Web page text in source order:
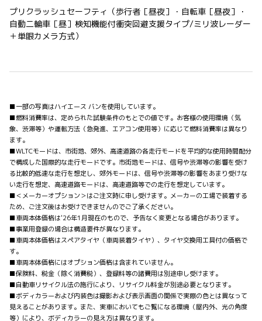
プリクラッシュセーフティ（歩行者［昼夜］・自転車［昼夜］・
自動二輪車［昼］検知機能付衝突回避支援タイプ/ミリ波レーダー
＋単眼カメラ方式）
■一部の写真はハイエース バンを使用しています。
■燃料消費率は、定められた試験条件のもとでの値です。お客様の使用環境（気
象、渋滞等）や運転方法（急発進、エアコン使用等）に応じて燃料消費率は異なり
ます。
■WLTCモードは、市街地、郊外、高速道路の各走行モードを平均的な使用時間配分
で構成した国際的な走行モードです。市街地モードは、信号や渋滞等の影響を受け
る比較的低速な走行を想定し、郊外モードは、信号や渋滞等の影響をあまり受けな
い走行を想定、高速道路モードは、高速道路等での走行を想定しています。
■＜メーカーオプション＞はご注文時に申し受けます。メーカーの工場で装着する
ため、ご注文後はお受けできませんのでご了承ください。
■車両本体価格は'26年1月現在のもので、予告なく変更となる場合があります。
■事業用登録の場合は構造要件が異なります。
■車両本体価格はスペアタイヤ（車両装着タイヤ）、タイヤ交換用工具付の価格で
す。
■車両本体価格にはオプション価格は含まれていません。
■保険料、税金（除く消費税）、登録料等の諸費用は別途申し受けます。
■自動車リサイクル法の施行により、リサイクル料金が別途必要となります。
■ボディカラーおよび内装色は撮影および表示画面の関係で実際の色とは異なって
見えることがあります。また、実車においてもご覧になる環境（屋内外、光の角度
等）により、ボディカラーの見え方は異なります。